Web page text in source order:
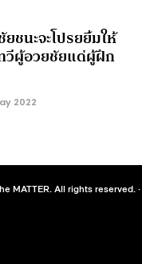
ชนะจะโปรยยิ้มให้
วีผู้อวยชัยแด่ผู้ฝึก
2022
MATTER. All rights reserved. ·